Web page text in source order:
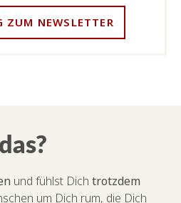
ZUM NEWSLETTER
und fühlst Dich trotzdem
um Dich rum, die Dich